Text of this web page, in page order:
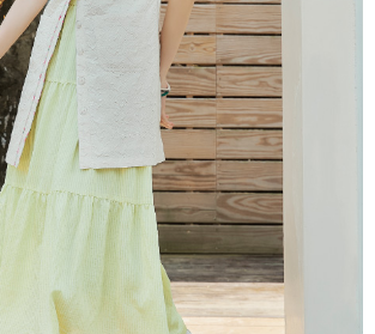
事宜，請瀏覽以下網址：
#terms3
事先徵得法定代理人或監護人之同意方可使用
若未經同意申辦者引起之損失，本公司不負相關責
後付」時，將依據個別帳號之用戶狀況，依本公司即
額度；若仍有額度不足之情形，本公司將視審查結果
。
帳號或使用他人資訊註冊。若發現惡意使用之情形，
將有權停止該用戶之使用額度並採取法律行動。
含以上)免運費
含以上)免運費